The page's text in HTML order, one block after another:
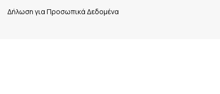
Δήλωση για Προσωπικά Δεδομένα